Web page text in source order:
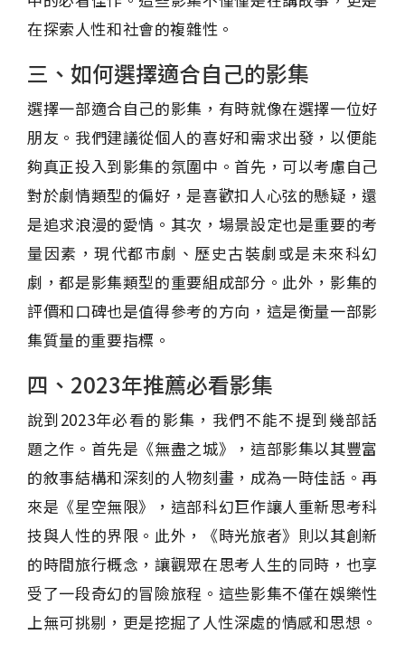
在探索人性和社會的複雜性。
三、如何選擇適合自己的影集
選擇一部適合自己的影集，有時就像在選擇一位好
朋友。我們建議從個人的喜好和需求出發，以便能
夠真正投入到影集的氛圍中。首先，可以考慮自己
對於劇情類型的偏好，是喜歡扣人心弦的懸疑，還
是追求浪漫的愛情。其次，場景設定也是重要的考
量因素，現代都市劇、歷史古裝劇或是未來科幻
劇，都是影集類型的重要組成部分。此外，影集的
評價和口碑也是值得參考的方向，這是衡量一部影
集質量的重要指標。
四、2023年推薦必看影集
說到2023年必看的影集，我們不能不提到幾部話
題之作。首先是《無盡之城》，這部影集以其豐富
的敘事結構和深刻的人物刻畫，成為一時佳話。再
來是《星空無限》，這部科幻巨作讓人重新思考科
技與人性的界限。此外，《時光旅者》則以其創新
的時間旅行概念，讓觀眾在思考人生的同時，也享
受了一段奇幻的冒險旅程。這些影集不僅在娛樂性
上無可挑剔，更是挖掘了人性深處的情感和思想。